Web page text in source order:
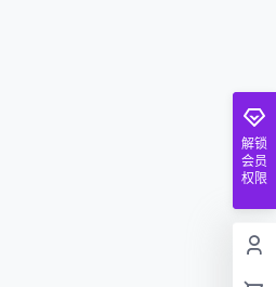
解锁
会员
权限